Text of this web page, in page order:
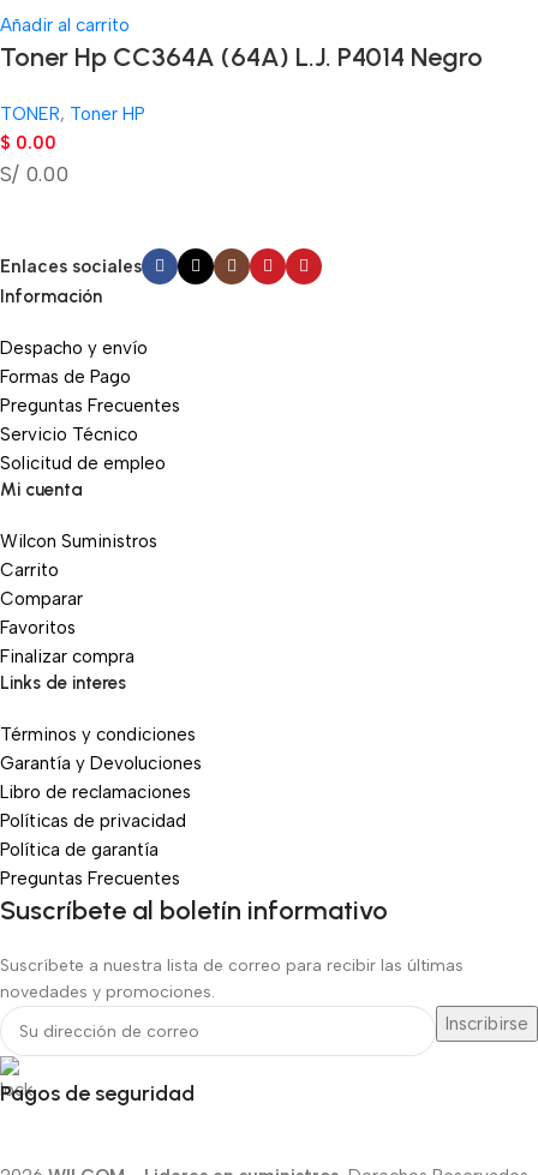
Añadir al carrito
Toner Hp CC364A (64A) L.J. P4014 Negro
TONER, Toner HP
$ 0.00
S/ 0.00
Enlaces sociales
Información
Despacho y envío
Formas de Pago
Preguntas Frecuentes
Servicio Técnico
Solicitud de empleo
Mi cuenta
Wilcon Suministros
Carrito
Comparar
Favoritos
Finalizar compra
Links de interes
Términos y condiciones
Garantía y Devoluciones
Libro de reclamaciones
Políticas de privacidad
Política de garantía
Preguntas Frecuentes
Suscríbete al boletín informativo
Suscríbete a nuestra lista de correo para recibir las últimas
novedades y promociones.
Pagos de seguridad